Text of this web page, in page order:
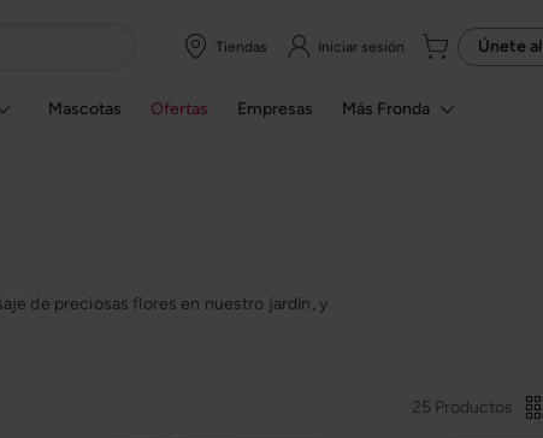
Tiendas Iniciar sesión Únete al
Mascotas Ofertas Empresas Más Fronda
de preciosas flores en nuestro jardín, y
25 Productos